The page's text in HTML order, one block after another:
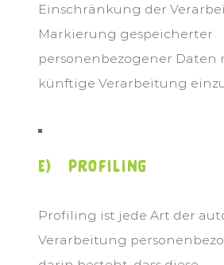
Einschränkung der
Markierung gespeicherter
personenbezogener Daten
künftige Verarbeitung
e) Profiling
Profiling ist jede Art der
Verarbeitung